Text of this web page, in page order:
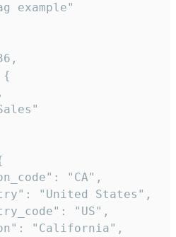
example"
{
"CA",
"United States",
"US",
"California",